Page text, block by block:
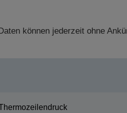
können jederzeit ohne